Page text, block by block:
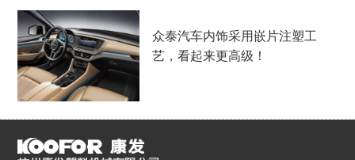
众泰汽车内饰采用嵌片注塑工
艺，看起来更高级！